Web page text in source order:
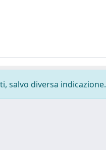
salvo diversa indicazione.